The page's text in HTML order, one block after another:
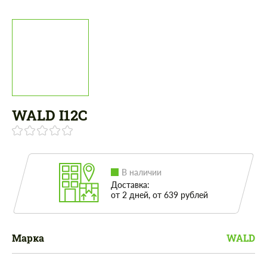
WALD I12C
В наличии
Доставка:
от 2 дней, от 639 рублей
Марка WALD